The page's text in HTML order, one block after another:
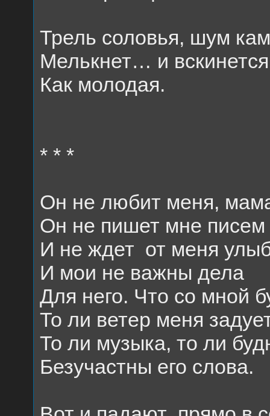
Трель соловья, шум
Мелькнет… и
Как молодая.
* * *
Он не любит меня,
Он не пишет мне
И не ждет от меня
И мои не важны дела
Для него. Что со мной
То ли ветер меня
То ли музыка, то ли
Безучастны его слова.